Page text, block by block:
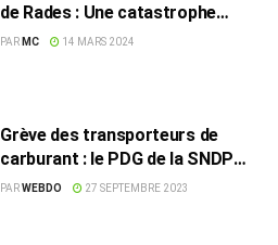
de Rades : Une catastrophe
évitée…
PAR MC 14 MARS 2024
Grève des transporteurs de
carburant : le PDG de la SNDP
rassure
PARWEBDO 27 SEPTEMBRE 2023